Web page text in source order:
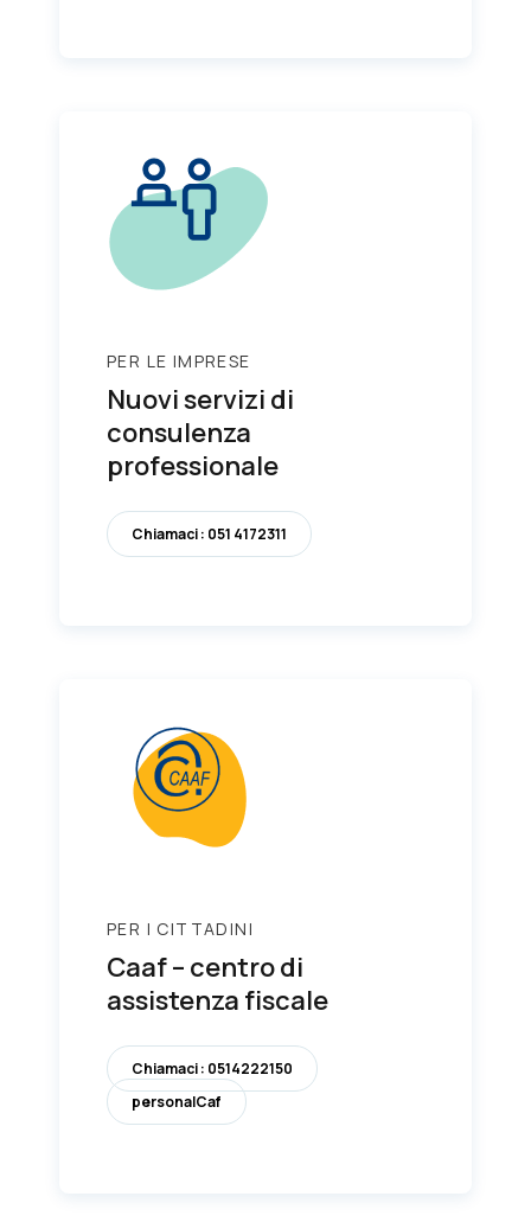
PER LE IMPRESE
Nuovi servizi di
consulenza
professionale
Chiamaci : 051 4172311
PER I CITTADINI
Caaf – centro di
assistenza fiscale
Chiamaci : 0514222150
personalCaf